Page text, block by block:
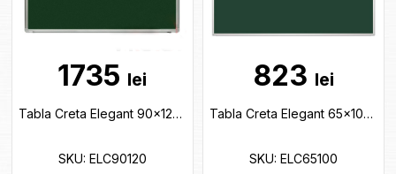
1735 lei
Tabla Creta Elegant 90x120cm ELC90120
SKU: ELC90120
823 lei
Tabla Creta Elegant 65x100cm ELC65100
SKU: ELC65100